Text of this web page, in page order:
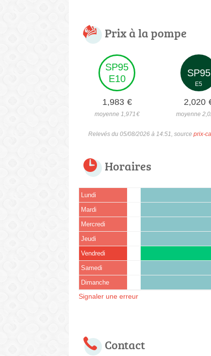
Prix à la pompe
SP95
E10
1,983 €
moyenne 1,971€
SP95
E5
2,020
moyenne
Relevés du 05/08/2026 à 14:51, source prix-
Horaires
Lundi
Mardi
Mercredi
Jeudi
Vendredi
Samedi
Dimanche
Signaler une erreur
Contact